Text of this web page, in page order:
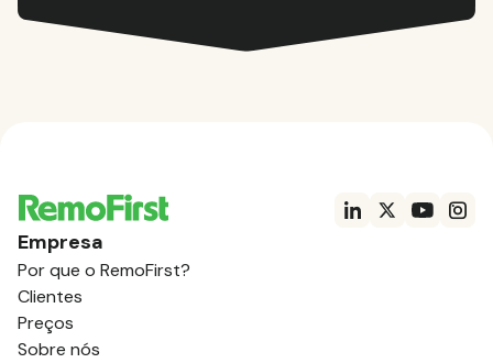
Empresa
Por que o RemoFirst?
Clientes
Preços
Sobre nós